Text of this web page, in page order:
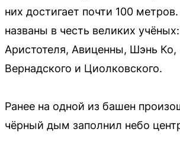
них достигает почти 100
названы в честь великих
Аристотеля, Авиценны, Шэнь Ко,
Вернадского и Циолковского.
Ранее на одной из башен
чёрный дым заполнил небо